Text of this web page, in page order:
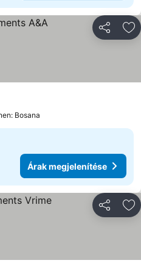
Bosana
Árak megjelenítése